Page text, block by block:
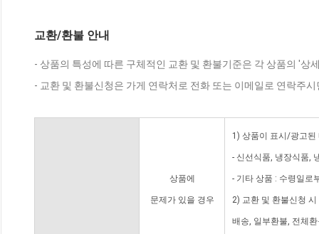
교환/환불 안내
- 상품의 특성에 따른 구체적인 교환 및 환불기준은 각 상품의 '상
- 교환 및 환불신청은 가게 연락처로 전화 또는 이메일로 연락주
상품에
문제가 있을 경우
1) 상품이 표시/광고된
- 신선식품, 냉장식품,
- 기타 상품 : 수령일로
2) 교환 및 환불신청
배송, 일부환불, 전체